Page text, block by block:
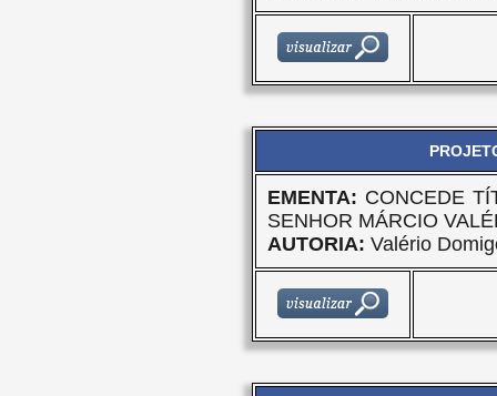
EMENTA: CONCEDE
SENHOR MÁRCIO
AUTORIA: Valério